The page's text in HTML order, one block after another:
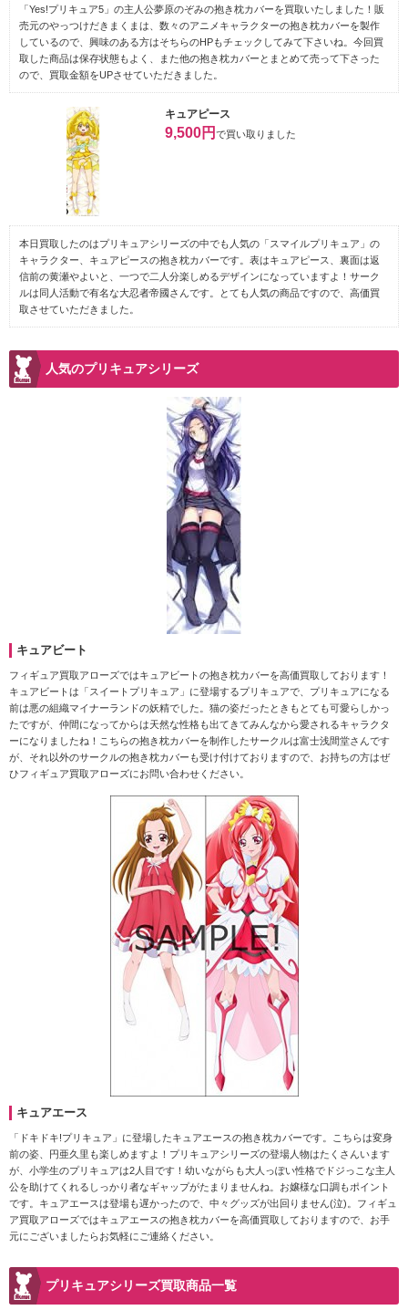
「Yes!プリキュア5」の主人公夢原のぞみの抱き枕カバーを買取いたしました！販
売元のやっつけだきまくまは、数々のアニメキャラクターの抱き枕カバーを製作
しているので、興味のある方はそちらのHPもチェックしてみて下さいね。今回買
取した商品は保存状態もよく、また他の抱き枕カバーとまとめて売って下さった
ので、買取金額をUPさせていただきました。
キュアピース
9,500円で買い取りました
本日買取したのはプリキュアシリーズの中でも人気の「スマイルプリキュア」の
キャラクター、キュアピースの抱き枕カバーです。表はキュアピース、裏面は返
信前の黄瀬やよいと、一つで二人分楽しめるデザインになっていますよ！サーク
ルは同人活動で有名な大忍者帝國さんです。とても人気の商品ですので、高価買
取させていただきました。
人気のプリキュアシリーズ
キュアビート
フィギュア買取アローズではキュアビートの抱き枕カバーを高価買取しております！
キュアビートは「スイートプリキュア」に登場するプリキュアで、プリキュアになる
前は悪の組織マイナーランドの妖精でした。猫の姿だったときもとても可愛らしかっ
たですが、仲間になってからは天然な性格も出てきてみんなから愛されるキャラクタ
ーになりましたね！こちらの抱き枕カバーを制作したサークルは富士浅間堂さんです
が、それ以外のサークルの抱き枕カバーも受け付けておりますので、お持ちの方はぜ
ひフィギュア買取アローズにお問い合わせください。
キュアエース
「ドキドキ!プリキュア」に登場したキュアエースの抱き枕カバーです。こちらは変身
前の姿、円亜久里も楽しめますよ！プリキュアシリーズの登場人物はたくさんいます
が、小学生のプリキュアは2人目です！幼いながらも大人っぽい性格でドジっこな主人
公を助けてくれるしっかり者なギャップがたまりませんね。お嬢様な口調もポイント
です。キュアエースは登場も遅かったので、中々グッズが出回りません(泣)。フィギュ
ア買取アローズではキュアエースの抱き枕カバーを高価買取しておりますので、お手
元にございましたらお気軽にご連絡ください。
プリキュアシリーズ買取商品一覧